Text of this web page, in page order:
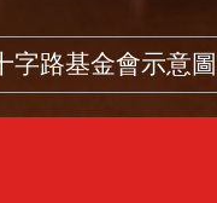
字路基金會示意圖